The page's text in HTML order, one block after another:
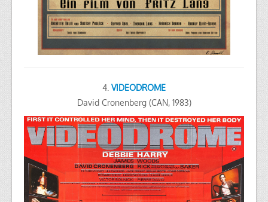
4. VIDEODROME
David Cronenberg (CAN, 1983)